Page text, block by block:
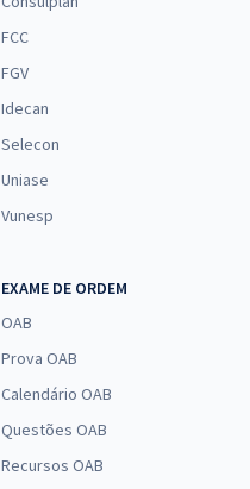
FCC
FGV
Idecan
Selecon
Uniase
Vunesp
EXAME DE ORDEM
OAB
Prova OAB
Calendário OAB
Questões OAB
Recursos OAB